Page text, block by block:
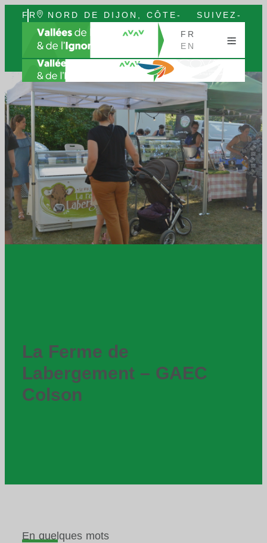
FR
EN
NORD DE DIJON, CÔTE-
D’OR, BOURGOGNE
SUIVEZ-
FR
EN
La Ferme de
Labergement – GAEC
Colson
En quelques mots